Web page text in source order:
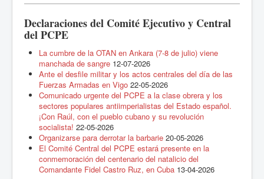
Declaraciones del Comité Ejecutivo y Central
del PCPE
La cumbre de la OTAN en Ankara (7-8 de julio) viene
manchada de sangre 12-07-2026
Ante el desfile militar y los actos centrales del día de las
Fuerzas Armadas en Vigo 22-05-2026
Comunicado urgente del PCPE a la clase obrera y los
sectores populares antiimperialistas del Estado español.
¡Con Raúl, con el pueblo cubano y su revolución
socialista! 22-05-2026
Organizarse para derrotar la barbarie 20-05-2026
El Comité Central del PCPE estará presente en la
conmemoración del centenario del natalicio del
Comandante Fidel Castro Ruz, en Cuba 13-04-2026